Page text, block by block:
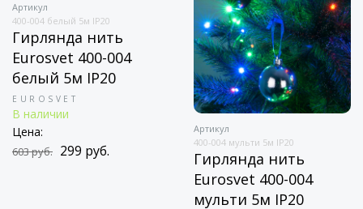
Артикул
400-004 белый 5м IP20
Гирлянда нить
Eurosvet 400-004
белый 5м IP20
EUROSVET
В наличии
Цена:
603 руб. 299 руб.
Артикул
400-004 мульти 5м IP20
Гирлянда нить
Eurosvet 400-004
мульти 5м IP20